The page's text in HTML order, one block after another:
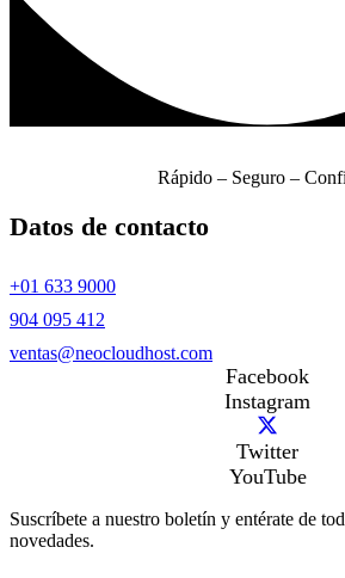
Rápido – Seguro –
Datos de contacto
+01 633 9000
904 095 412
ventas@neocloudhost.com
Facebook
Instagram
Twitter
YouTube
Suscríbete a nuestro boletín y entérate de
novedades.